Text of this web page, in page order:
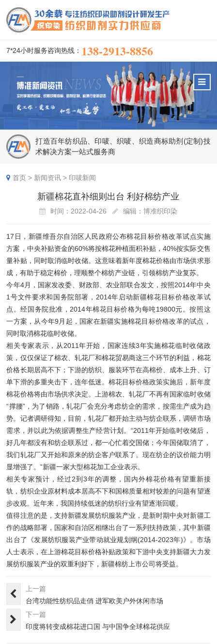
7*24小时服务咨询热线： 138-2913-8856
打造百年纺织品、印唛、织唛、织造商标助剂(定制)技
术解决方案一站式服务商
首页 > 新闻资讯 > 印唛新闻
新疆棉花直补细则出台 利好棉纺产业
时间：2022-04-26 编辑：博准织印染
17日，新疆维吾尔自治区人民政府公布棉花目标价格改革试点实施
方案，中央补贴资金的60%将按棉花种植面积补贴，40%按实际交售
量补贴，同时取消临时收储。这意味着新年度棉花价格由市场供求形
成，有助于稳定棉价，理顺整个棉纺产业链，引领棉纺产业复苏。
今年4月，国家发改委、财政部、农业部联合发文，按照2014年中央
1号文件要求和国务院部署，2014年启动新疆棉花目标价格改革试
点。经国务院批准，2014年棉花目标价格为每吨19800元。按照这
一方案，从今年9月起，国家在新疆实施棉花目标价格改革的试点，
同时取消棉花临时收储。
相关专家表示，从2011年开始，国家连续3年实施棉花临时收储政
策，仅仅保证了棉农、轧花厂和棉花贸易商这三个环节的利益，棉花
价格长期居高不下；下游的纺织、服装环节在高棉价、成本上升、订
单下滑的多重夹击下，连年低迷。棉花目标价格政策实施后，新年度
棉花价格将由市场供求决定。上游棉农、轧花厂不再有国家临时收储
“撑腰”，为了销路，轧花厂会充分考虑纺企的需求，按需生产成为趋
势。记者调研得知，目前，轧花厂都开始主动与纺企联系，调研市场
需求，并以此为依据调整生产经营计划。“2011年开始临时收储后，
好几年都没有和纺企联系过，都一心忙着交国储；今年国储取消了，
我们轧花厂又开始和原来的纺企客户联系了。现在纺企的议价能力明
显增强了。”新疆一家大型棉花加工企业表示。
相关专家预计，经过2到3年的调整，国内外棉花价格有望重新接
轨，纺织企业原材料成本居高不下和国棉质量相对较差的问题有望逐
步改观。近年来，我国持续低迷的纺织行业有望逐渐回暖。
值得注意的是，支持新疆发展纺织服装产业，是新时期中央对新疆工
作的战略部署，国家和自治区相继出台了一系列扶持政策，其中新疆
出台了《发展纺织服装产业带动就业规划纲(2014-2023年)》。市场
人士表示，在上游棉花目标价格补贴政策和下游中央支持新疆大力发
展纺织服装产业的双重利好下，新疆棉纺上市公司将受益。
上一篇
台湾功能性纺织品走俏 进军欧美户外休闲市场
下一篇
印度将转变成棉花进口国 与中国争全球棉花供应